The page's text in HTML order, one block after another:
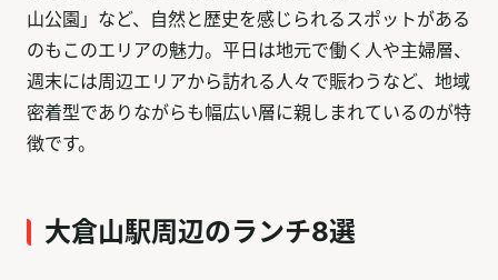
山公園」など、自然と歴史を感じられるスポットがある
のもこのエリアの魅力。平日は地元で働く人や主婦層、
週末には周辺エリアから訪れる人々で賑わうなど、地域
密着型でありながらも幅広い層に親しまれているのが特
徴です。
大倉山駅周辺のランチ8選